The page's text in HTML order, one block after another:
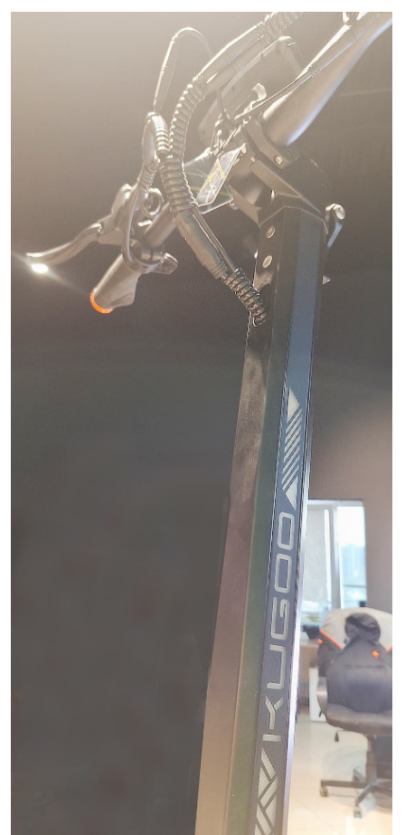
В комплекте идут три NFC-метки для
бесконтактной активации самоката — система
работает по принципу «приложил и поехал», что
максимально удобно в повседневной жизни.
Метки компактные и легкие: их можно вшить в
чехол телефона, повесить на брелок или носить в
кошельке, чтобы всегда иметь доступ к
транспорту без лишних манипуляций.
Дисплей цветной, яркий, читается даже на
солнце. Показывает всё необходимое: текущую
скорость, уровень заряда батареи (в вольтах),
выбранную передачу, режим езды. Интерфейс
простой, разобраться можно за минуту.